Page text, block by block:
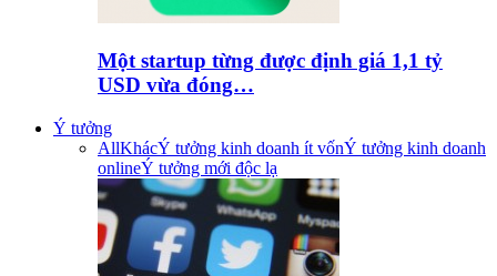
Một startup từng được định giá 1,1 tỷ
USD vừa đóng…
Ý tưởng
AllKhácÝ tưởng kinh doanh ít vốnÝ tưởng kinh doanh
onlineÝ tưởng mới độc lạ